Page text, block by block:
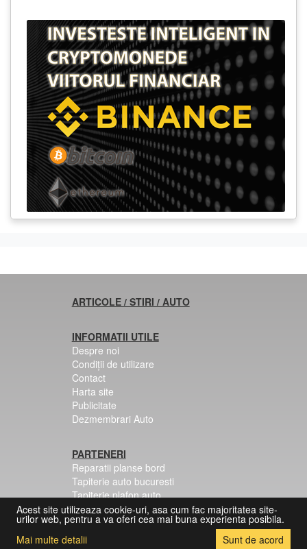
ARTICOLE / STIRI / AUTO
INFORMATII UTILE
Despre noi
Condiții de utilizare
Contact
Harta site
Publicitate
Dezmembrari Auto
PARTENERI
Reparatii planse bord
Tapiterie auto bucuresti
Tapiterie plafon auto
Centuri siguranta colorate
© 2026 Copyright: [DezmembrariMercedes.Com]
Acest site utilizeaza cookie-uri, asa cum fac majoritatea site-
urilor web, pentru a va oferi cea mai buna experienta posibila.
Mai multe detalii
Sunt de acord